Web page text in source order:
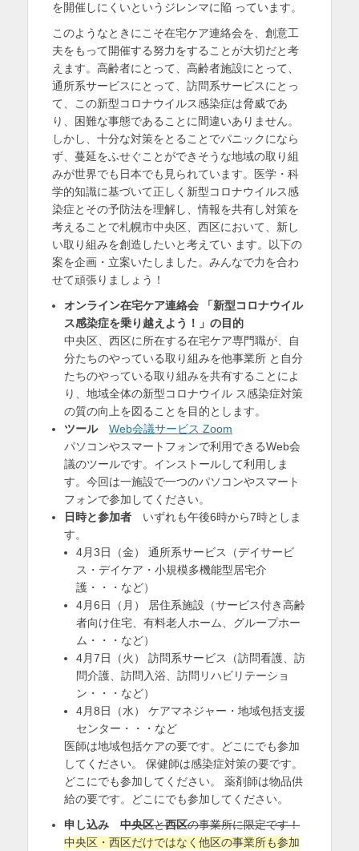
を開催しにくいというジレンマに陥 っています。
このようなときにこそ在宅ケア連絡会を、創意工
夫をもって開催する努力をすることが大切だと考
えます。高齢者にとって、高齢者施設にとって、
通所系サービスにとって、訪問系サービスにとっ
て、この新型コロナウイルス感染症は脅威であ
り、困難な事態であることに間違いありません。
しかし、十分な対策をとることでパニックになら
ず、蔓延をふせぐことができそうな地域の取り組
みが世界でも日本でも見られています。医学・科
学的知識に基づいて正しく新型コロナウイルス感
染症とその予防法を理解し、情報を共有し対策を
考えることで札幌市中央区、西区において、新し
い取り組みを創造したいと考えてい ます。以下の
案を企画・立案いたしました。みんなで力を合わ
せて頑張りましょう！
オンライン在宅ケア連絡会 「新型コロナウイル
ス感染症を乗り越えよう！」の目的
中央区、西区に所在する在宅ケア専門職が、自
分たちのやっている取り組みを他事業所 と自分
たちのやっている取り組みを共有することによ
り、地域全体の新型コロナウイル ス感染症対策
の質の向上を図ることを目的とします。
ツール
Web会議サービス Zoom
パソコンやスマートフォンで利用できるWeb会
議のツールです。インストールして利用しま
す。今回は一施設で一つのパソコンやスマート
フォンで参加してください。
日時と参加者 いずれも午後6時から7時としま
す。
4月3日（金） 通所系サービス（デイサービ
ス・デイケア・小規模多機能型居宅介
護・・・など）
4月6日（月） 居住系施設（サービス付き高齢
者向け住宅、有料老人ホーム、グループホー
ム・・・など）
4月7日（火） 訪問系サービス（訪問看護、訪
問介護、訪問入浴、訪問リハビリテーショ
ン・・・など）
4月8日（水） ケアマネジャー・地域包括支援
センター・・・など
医師は地域包括ケアの要です。どこにでも参加
してください。 保健師は感染症対策の要です。
どこにでも参加してください。 薬剤師は物品供
給の要です。どこにでも参加してください。
申し込み
中央区と西区の事業所に限定です！
中央区・西区だけではなく他区の事業所も参加